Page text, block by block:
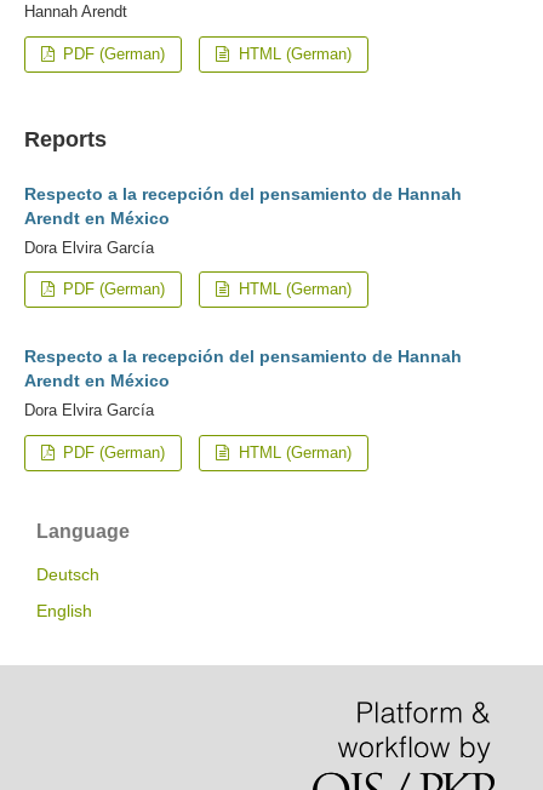
Hannah Arendt
PDF (German) HTML (German)
Reports
Respecto a la recepción del pensamiento de Hannah
Arendt en México
Dora Elvira García
PDF (German) HTML (German)
Respecto a la recepción del pensamiento de Hannah
Arendt en México
Dora Elvira García
PDF (German) HTML (German)
Language
Deutsch
English